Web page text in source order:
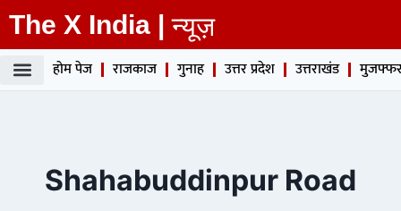
The X India | न्यूज़
होम पेज राजकाज गुनाह उत्तर प्रदेश उत्तराखंड
Shahabuddinpur Road